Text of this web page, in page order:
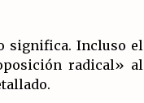
significa. Incluso el
radical» al